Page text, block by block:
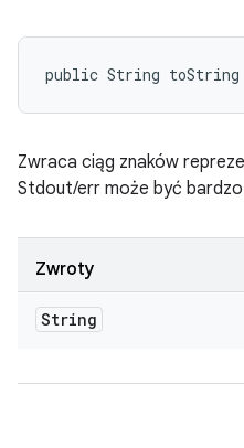
public String
Zwraca ciąg znaków
Stdout/err może być bardzo
Zwroty
String